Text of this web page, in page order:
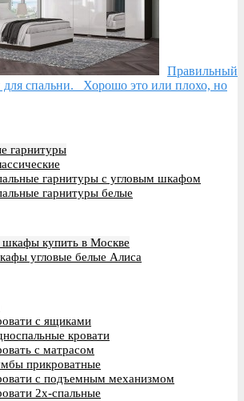
Правильный
для спальни. Хорошо это или плохо, но
гарнитуры
гарнитуры с угловым шкафом
гарнитуры белые
шкафы купить в Москве
угловые белые Алиса
с ящиками
кровати
с матрасом
прикроватные
с подъемным механизмом
2х-спальные